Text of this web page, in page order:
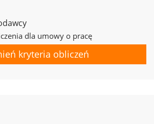
dla umowy o pracę
kryteria obliczeń